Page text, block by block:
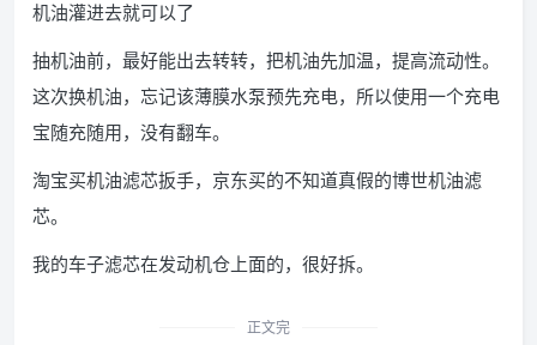
机油灌进去就可以了
抽机油前，最好能出去转转，把机油先加温，提高流动性。
这次换机油，忘记该薄膜水泵预先充电，所以使用一个充电
宝随充随用，没有翻车。
淘宝买机油滤芯扳手，京东买的不知道真假的博世机油滤
芯。
我的车子滤芯在发动机仓上面的，很好拆。
正文完